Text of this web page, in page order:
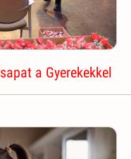
a Gyerekekkel